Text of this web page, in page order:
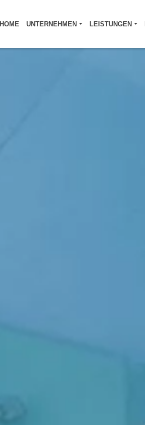
HOME UNTERNEHMEN LEISTUNGEN